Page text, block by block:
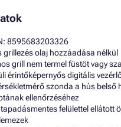
8595683203326
grillezés olaj hozzáadása nélkül
grill nem termel füstöt vagy
érintőképernyős digitális
szonda a hús belső
ellenőrzéséhez
felülettel ellátott